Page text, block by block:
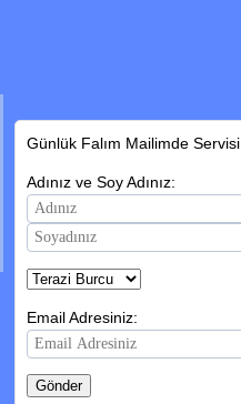
Günlük Falım Mailimde Servisi
Adınız ve Soy Adınız:
Email Adresiniz: